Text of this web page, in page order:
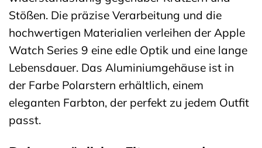
Stößen. Die präzise Verarbeitung und die
hochwertigen Materialien verleihen der Apple
Watch Series 9 eine edle Optik und eine lange
Lebensdauer. Das Aluminiumgehäuse ist in
der Farbe Polarstern erhältlich, einem
eleganten Farbton, der perfekt zu jedem Outfit
passt.